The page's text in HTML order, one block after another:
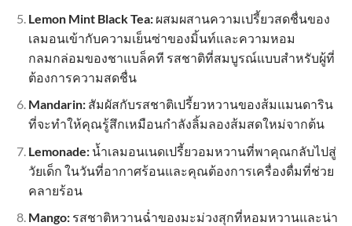
Lemon Mint Black Tea:ผสมผสานความเปรี้ยวสดชื่นของ
เลมอนเข้ากับความเย็นซ่าของมิ้นท์และความหอม
กลมกล่อมของชาแบล็คที รสชาติที่สมบูรณ์แบบสำหรับผู้ที่
ต้องการความสดชื่น
Mandarin:สัมผัสกับรสชาติเปรี้ยวหวานของส้มแมนดาริน
ที่จะทำให้คุณรู้สึกเหมือนกำลังลิ้มลองส้มสดใหม่จากต้น
Lemonade:น้ำเลมอนเนดเปรี้ยวอมหวานที่พาคุณกลับไปสู่
วัยเด็ก ในวันที่อากาศร้อนและคุณต้องการเครื่องดื่มที่ช่วย
คลายร้อน
Mango:รสชาติหวานฉ่ำของมะม่วงสุกที่หอมหวานและน่า